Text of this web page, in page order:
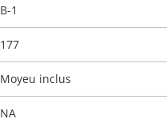
B-1
177
Moyeu inclus
NA